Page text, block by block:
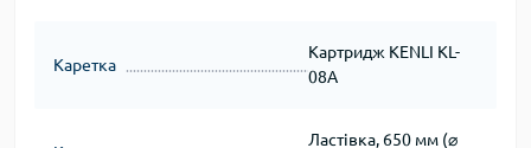
Каретка
Картридж KENLI KL-
08A
Ластівка, 650 мм (⌀